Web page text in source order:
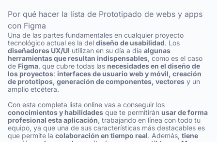
Por qué hacer la lista de Prototipado de webs y apps
con Figma
Una de las partes fundamentales en cualquier proyecto
tecnológico actual es la del diseño de usabilidad. Los
diseñadores UX/UI utilizan en su día a día algunas
herramientas que resultan indispensables, como es el caso
de Figma, que cubre todas las necesidades en el diseño de
los proyectos: interfaces de usuario web y móvil, creación
de prototipos, generación de componentes, vectores y un
amplio etcétera.
Con esta completa lista online vas a conseguir los
conocimientos y habilidades que te permitirán usar de forma
profesional esta aplicación, trabajando en línea con todo tu
equipo, ya que una de sus características más destacables es
que permite la colaboración en tiempo real. Además, tiene